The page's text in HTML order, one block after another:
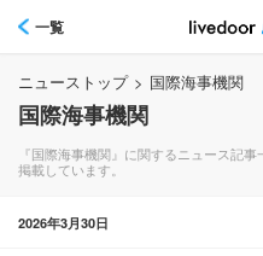
一覧
ニューストップ > 国際海事機関
国際海事機関
『国際海事機関』に関するニュース記
掲載しています。
2026年3月30日